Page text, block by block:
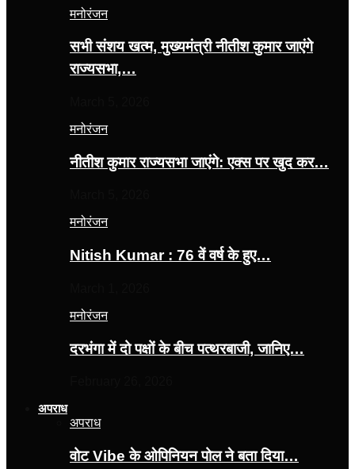
मनोरंजन
सभी संशय खत्म, मुख्यमंत्री नीतीश कुमार जाएंगे
राज्यसभा,…
मनोरंजन
नीतीश कुमार राज्यसभा जाएंगे: एक्स पर खुद कर…
मनोरंजन
Nitish Kumar : 76 वें वर्ष के हुए…
मनोरंजन
दरभंगा में दो पक्षों के बीच पत्थरबाजी, जानिए…
अपराध
अपराध
वोट Vibe के ओपिनियन पोल ने बता दिया…